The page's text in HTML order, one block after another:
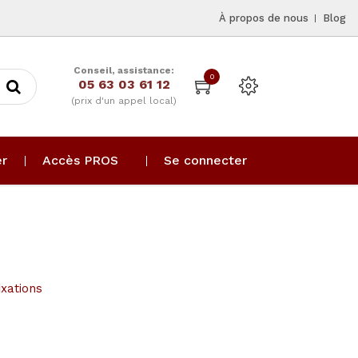
À propos de nous Blog
Conseil, assistance:
05 63 03 61 12
(prix d'un appel local)
0
Accès PROS Se connecter